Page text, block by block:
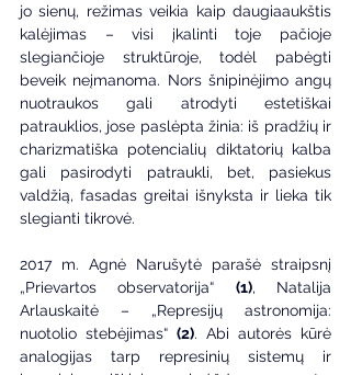
jo sienų, režimas veikia kaip daugiaaukštis
kalėjimas – visi įkalinti toje pačioje
slegiančioje struktūroje, todėl pabėgti
beveik neįmanoma. Nors šnipinėjimo angų
nuotraukos gali atrodyti estetiškai
patrauklios, jose paslėpta žinia: iš pradžių ir
charizmatiška potencialių diktatorių kalba
gali pasirodyti patraukli, bet, pasiekus
valdžią, fasadas greitai išnyksta ir lieka tik
slegianti tikrovė.
2017 m. Agnė Narušytė parašė straipsnį
„Prievartos observatorija“ (1), Natalija
Arlauskaitė – „Represijų astronomija:
nuotolio stebėjimas“ (2). Abi autorės kūrė
analogijas tarp represinių sistemų ir